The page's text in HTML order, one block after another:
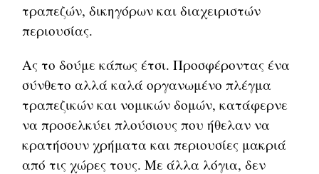
τραπεζών, δικηγόρων και διαχειριστών
περιουσίας.
Ας το δούμε κάπως έτσι. Προσφέροντας ένα
σύνθετο αλλά καλά οργανωμένο πλέγμα
τραπεζικών και νομικών δομών, κατάφερνε
να προσελκύει πλούσιους που ήθελαν να
κρατήσουν χρήματα και περιουσίες μακριά
από τις χώρες τους. Με άλλα λόγια, δεν